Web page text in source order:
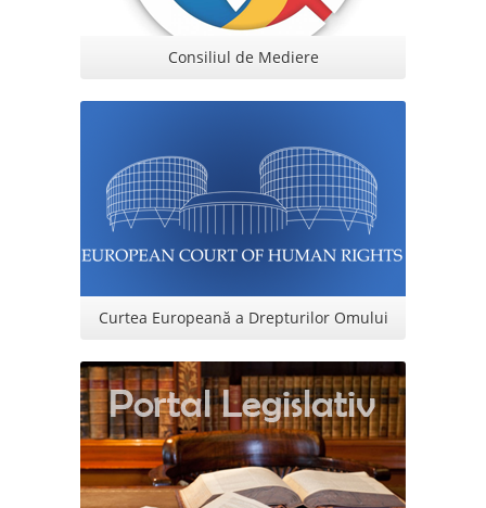
Consiliul de Mediere
Curtea Europeană a Drepturilor Omului